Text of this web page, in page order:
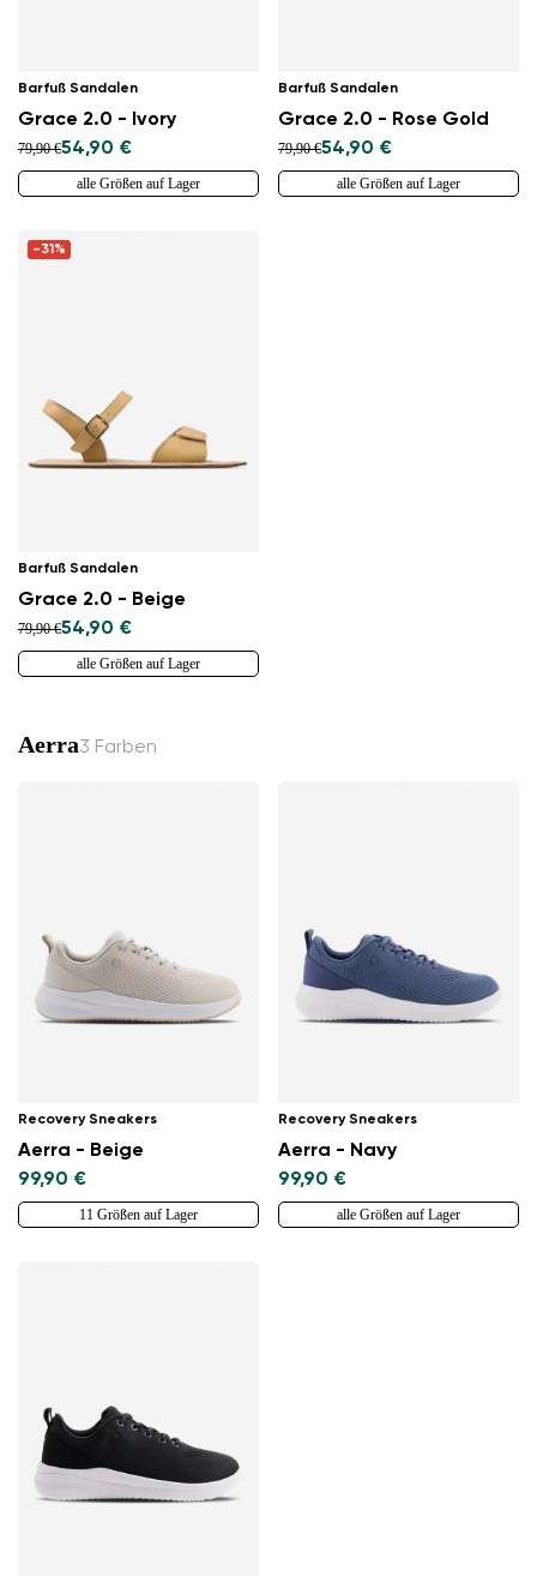
Barfuß Sandalen
Grace 2.0 - Ivory
79,90 €54,90 €
alle Größen auf Lager
Barfuß Sandalen
Grace 2.0 - Rose Gold
79,90 €54,90 €
alle Größen auf Lager
-31%
Barfuß Sandalen
Grace 2.0 - Beige
79,90 €54,90 €
alle Größen auf Lager
Aerra3 Farben
Recovery Sneakers
Aerra - Beige
99,90 €
11 Größen auf Lager
Recovery Sneakers
Aerra - Navy
99,90 €
alle Größen auf Lager